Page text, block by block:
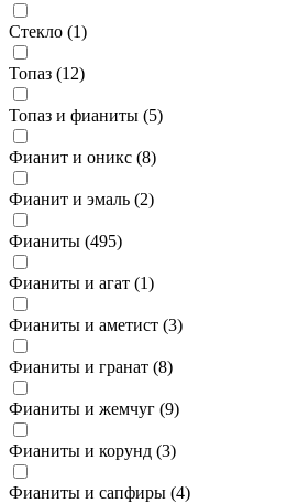
Стекло (1)
Топаз (12)
Топаз и фианиты (5)
Фианит и оникс (8)
Фианит и эмаль (2)
Фианиты (495)
Фианиты и агат (1)
Фианиты и аметист (3)
Фианиты и гранат (8)
Фианиты и жемчуг (9)
Фианиты и корунд (3)
Фианиты и сапфиры (4)